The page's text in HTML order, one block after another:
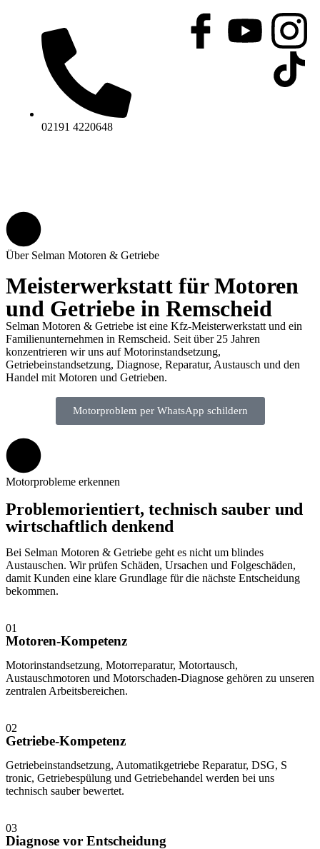
02191 4220648
Über Selman Motoren & Getriebe
Meisterwerkstatt für Motoren
und Getriebe in Remscheid
Selman Motoren & Getriebe ist eine Kfz-Meisterwerkstatt und ein
Familienunternehmen in Remscheid. Seit über 25 Jahren
konzentrieren wir uns auf Motorinstandsetzung,
Getriebeinstandsetzung, Diagnose, Reparatur, Austausch und den
Handel mit Motoren und Getrieben.
Motorproblem per WhatsApp schildern
Motorprobleme erkennen
Problemorientiert, technisch sauber und
wirtschaftlich denkend
Bei Selman Motoren & Getriebe geht es nicht um blindes
Austauschen. Wir prüfen Schäden, Ursachen und Folgeschäden,
damit Kunden eine klare Grundlage für die nächste Entscheidung
bekommen.
01
Motoren-Kompetenz
Motorinstandsetzung, Motorreparatur, Motortausch,
Austauschmotoren und Motorschaden-Diagnose gehören zu unseren
zentralen Arbeitsbereichen.
02
Getriebe-Kompetenz
Getriebeinstandsetzung, Automatikgetriebe Reparatur, DSG, S
tronic, Getriebespülung und Getriebehandel werden bei uns
technisch sauber bewertet.
03
Diagnose vor Entscheidung